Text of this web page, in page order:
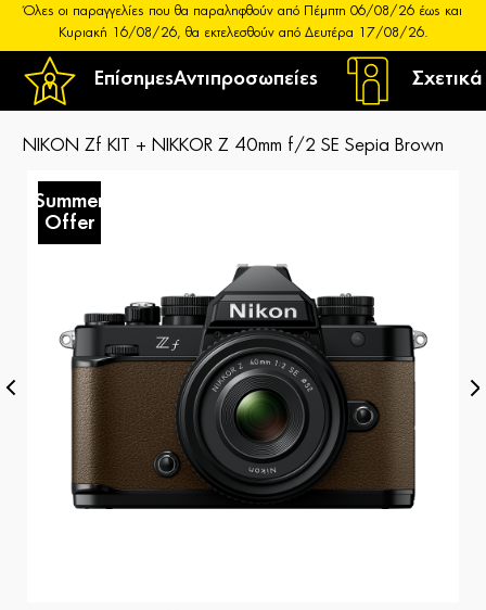
ΕπίσημεςΑντιπροσωπείες
Όλες οι παραγγελίες που θα παραληφθούν από Πέμπτη 06/08/26 έως και
Κυριακή 16/08/26, θα εκτελεσθούν από Δευτέρα 17/08/26.
NIKON Zf KIT + NIKKOR Z 40mm f/2 SE Sepia Brown
Summer
Offer